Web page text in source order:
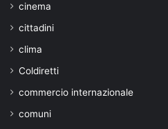
cinema
cittadini
clima
Coldiretti
commercio internazionale
comuni